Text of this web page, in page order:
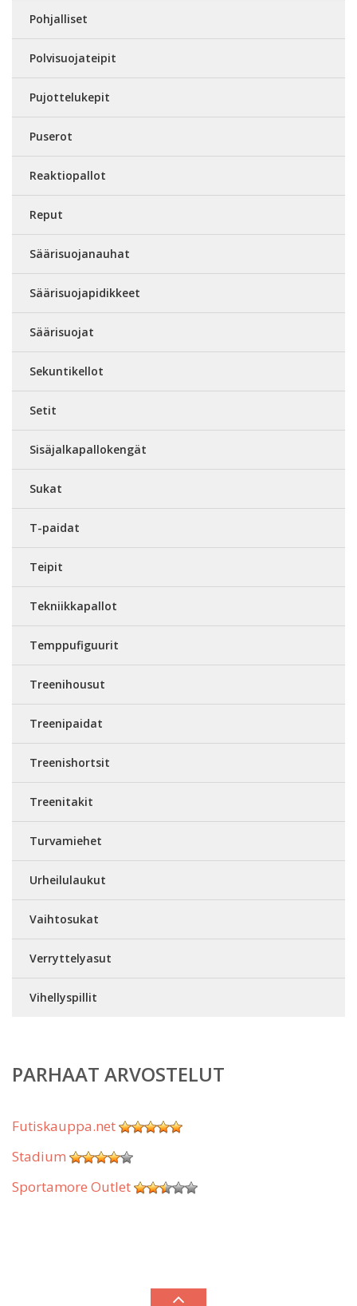
Pohjalliset
Polvisuojateipit
Pujottelukepit
Puserot
Reaktiopallot
Reput
Säärisuojanauhat
Säärisuojapidikkeet
Säärisuojat
Sekuntikellot
Setit
Sisäjalkapallokengät
Sukat
T-paidat
Teipit
Tekniikkapallot
Temppufiguurit
Treenihousut
Treenipaidat
Treenishortsit
Treenitakit
Turvamiehet
Urheilulaukut
Vaihtosukat
Verryttelyasut
Vihellyspillit
PARHAAT ARVOSTELUT
Futiskauppa.net
Stadium
Sportamore Outlet